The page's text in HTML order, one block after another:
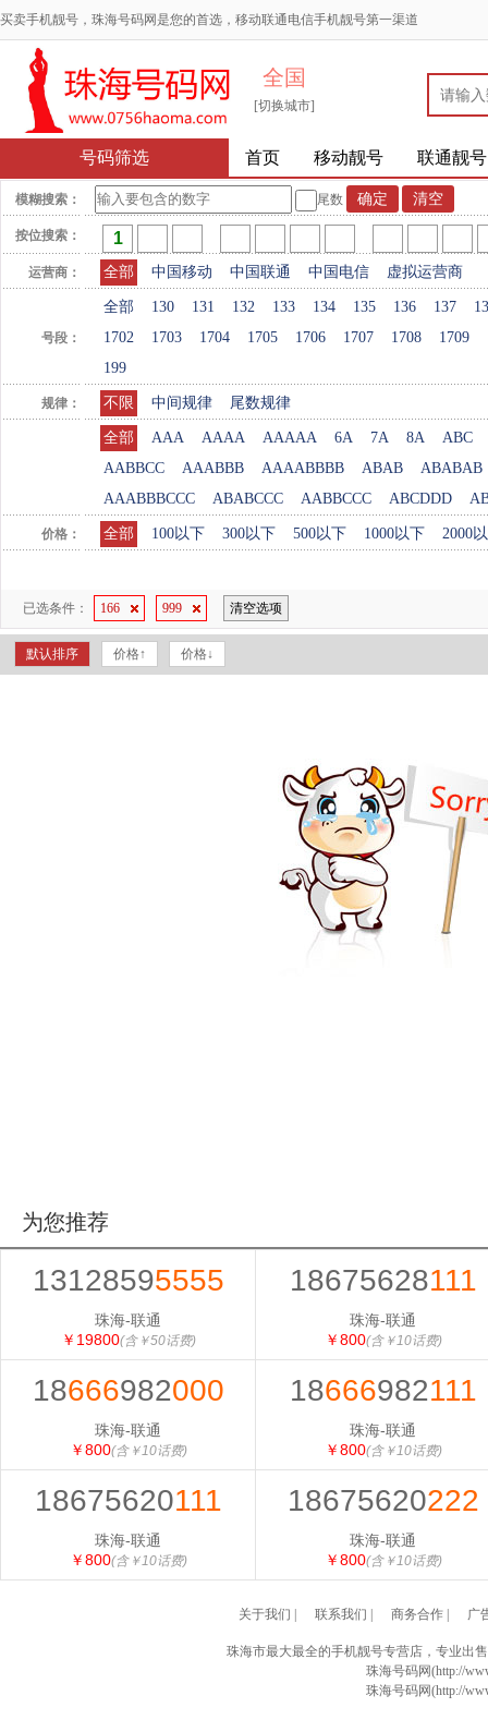
买卖手机靓号，珠海号码网是您的首选，移动联通电信手机靓号第一渠道
全国
[切换城市]
号码筛选 首页 移动靓号 联通靓号
模糊搜索： 尾数
按位搜索：
运营商： 全部 中国移动 中国联通 中国电信 虚拟运营商
号段：
全部 130 131 132 133 134 135 136 137
1702
1703 1704 1705 1706 1707 1708 1709
199
规律： 不限 中间规律 尾数规律
全部 AAA AAAA AAAAA 6A 7A 8A
ABC
AABBCC
AAABBB AAAABBBB ABAB
ABABAB
AAABBBCCC
ABABCCC AABBCCC ABCDDD
价格： 全部 100以下 300以下 500以下 1000以下 2000
已选条件： 166 999 清空选项
默认排序 价格↑ 价格↓
为您推荐
13128595555
珠海-联通
￥19800(含￥50话费)
18675628111
珠海-联通
￥800(含￥10话费)
18666982000
珠海-联通
￥800(含￥10话费)
18666982111
珠海-联通
￥800(含￥10话费)
18675620111
珠海-联通
￥800(含￥10话费)
18675620222
珠海-联通
￥800(含￥10话费)
关于我们 联系我们 商务合作| 广
珠海市最大最全的手机靓号专营店，专业出
珠海号码网(http://
珠海号码网(http://